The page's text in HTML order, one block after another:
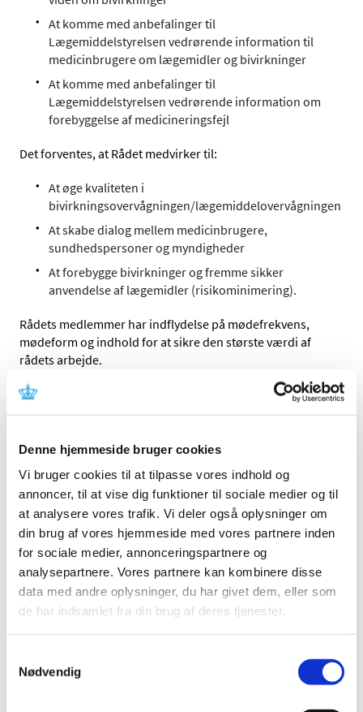
Denne hjemmeside bruger cookies
Vi bruger cookies til at tilpasse vores indhold og
annoncer, til at vise dig funktioner til sociale medier og til
at analysere vores trafik. Vi deler også oplysninger om
din brug af vores hjemmeside med vores partnere inden
for sociale medier, annonceringspartnere og
analysepartnere. Vores partnere kan kombinere disse
data med andre oplysninger, du har givet dem, eller som
de har indsamlet fra din brug af deres tjenester.
Nødvendig
At komme med anbefalinger til
Lægemiddelstyrelsen vedrørende information til
medicinbrugere om lægemidler og bivirkninger
At komme med anbefalinger til
Lægemiddelstyrelsen vedrørende information om
forebyggelse af medicineringsfejl
Det forventes, at Rådet medvirker til:
At øge kvaliteten i
bivirkningsovervågningen/lægemiddelovervågningen
At skabe dialog mellem medicinbrugere,
sundhedspersoner og myndigheder
At forebygge bivirkninger og fremme sikker
anvendelse af lægemidler (risikominimering).
Rådets medlemmer har indflydelse på mødefrekvens,
mødeform og indhold for at sikre den største værdi af
rådets arbejde.
Rammer
Lægemiddelstyrelsen kan rådføre sig med Rådet for
andre risici ved lægemidler, jf. lægemiddellovens § 101,
stk. 1.
Rådet for Lægemiddelovervågning nedsættes af
Lægemiddelstyrelsen efter offentligt opslag, jf.
lægemiddellovens § 101, stk. 3.
Rådet for Lægemiddelovervågning består af højst 11
medlemmer, jf. lægemiddellovens § 101, stk. 2.
Blandt medlemmerne skal der være repræsentanter for
sundhedspersoner, lægemiddelvirksomheder, apotekere
forbrugere, jf. lægemiddellovens § 101, stk. 2.